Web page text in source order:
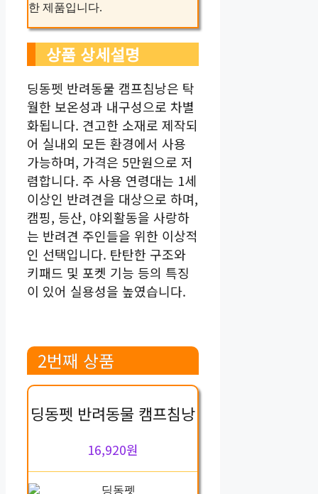
한 제품입니다.
상품 상세설명
딩동펫 반려동물 캠프침낭은 탁
월한 보온성과 내구성으로 차별
화됩니다. 견고한 소재로 제작되
어 실내외 모든 환경에서 사용
가능하며, 가격은 5만원으로 저
렴합니다. 주 사용 연령대는 1세
이상인 반려견을 대상으로 하며,
캠핑, 등산, 야외활동을 사랑하
는 반려견 주인들을 위한 이상적
인 선택입니다. 탄탄한 구조와
키패드 및 포켓 기능 등의 특징
이 있어 실용성을 높였습니다.
2번째 상품
딩동펫 반려동물 캠프침낭
16,920원